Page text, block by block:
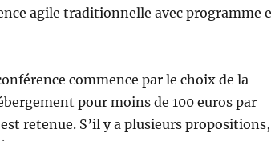
agile traditionnelle avec programme
commence par le choix de la
pour moins de 100 euros par
retenue. S’il y a plusieurs propositions,